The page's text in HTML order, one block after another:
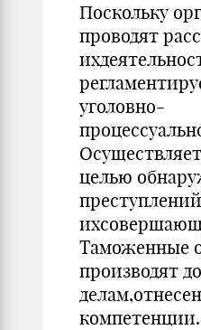
Поскольку
проводят
уголовно-
целью
Таможенные
производят
компетенции.